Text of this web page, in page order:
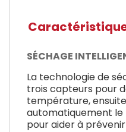
SÉCHAGE
La technologie de
trois capteurs pour
température,
automatiquement
pour aider à